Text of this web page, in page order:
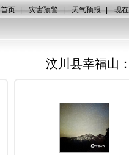
首页 | 灾害预警 | 天气预报 | 现
汶川县幸福山